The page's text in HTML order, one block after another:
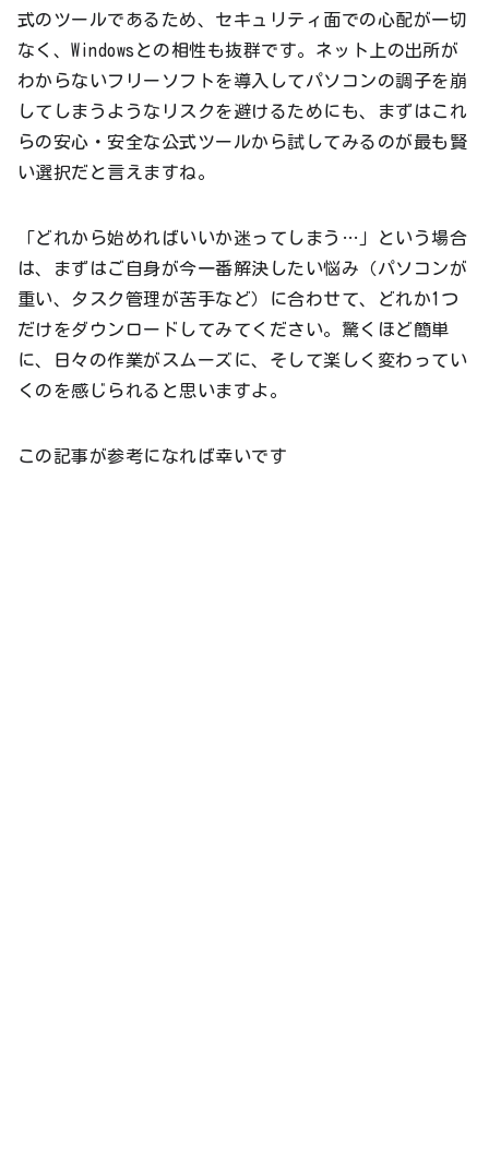
式のツールであるため、セキュリティ面での心配が一切
なく、Windowsとの相性も抜群です。ネット上の出所が
わからないフリーソフトを導入してパソコンの調子を崩
してしまうようなリスクを避けるためにも、まずはこれ
らの安心・安全な公式ツールから試してみるのが最も賢
い選択だと言えますね。
「どれから始めればいいか迷ってしまう…」という場合
は、まずはご自身が今一番解決したい悩み（パソコンが
重い、タスク管理が苦手など）に合わせて、どれか1つ
だけをダウンロードしてみてください。驚くほど簡単
に、日々の作業がスムーズに、そして楽しく変わってい
くのを感じられると思いますよ。
この記事が参考になれば幸いです